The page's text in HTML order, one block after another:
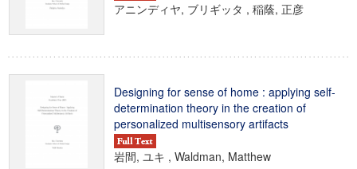
アニンディヤ, ブリギッタ , 稲蔭, 正彦
Designing for sense of home : applying self-
determination theory in the creation of
personalized multisensory artifacts
岩間, ユキ , Waldman, Matthew